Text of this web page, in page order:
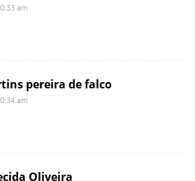
am
pereira de falco
am
Oliveira